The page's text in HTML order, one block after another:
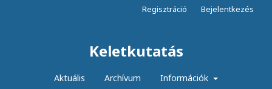
Keletkutatás
Aktuális Archívum Információk
Regisztráció Bejelentkezés